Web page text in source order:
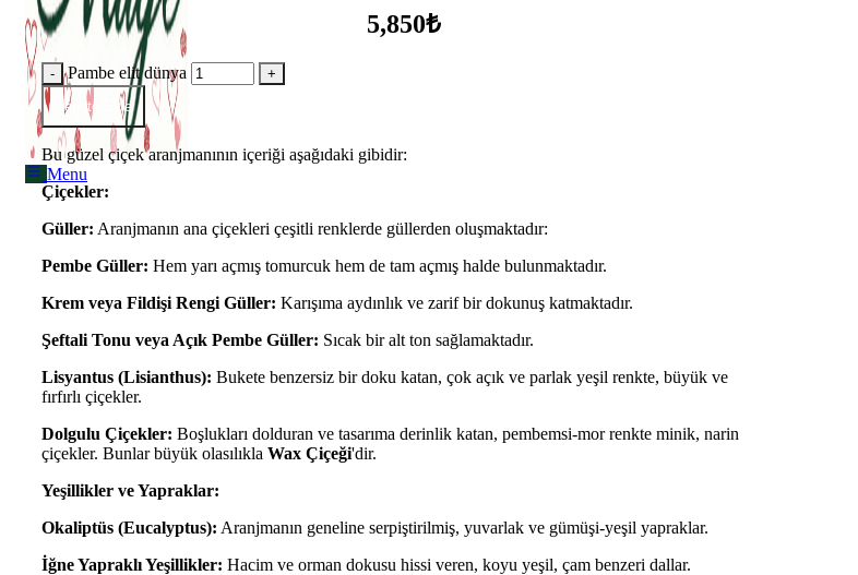
Menu
Menu
5,850₺
Pambe elit dünya
Sepete Ekle
Bu güzel çiçek aranjmanının içeriği aşağıdaki gibidir:
Çiçekler:
Güller: Aranjmanın ana çiçekleri çeşitli renklerde güllerden oluşmaktadır:
Pembe Güller: Hem yarı açmış tomurcuk hem de tam açmış halde bulunmaktadır.
Krem veya Fildişi Rengi Güller: Karışıma aydınlık ve zarif bir dokunuş katmaktadır.
Şeftali Tonu veya Açık Pembe Güller: Sıcak bir alt ton sağlamaktadır.
Lisyantus (Lisianthus): Bukete benzersiz bir doku katan, çok açık ve parlak yeşil renkte, büyük ve
fırfırlı çiçekler.
Dolgulu Çiçekler: Boşlukları dolduran ve tasarıma derinlik katan, pembemsi-mor renkte minik, narin
çiçekler. Bunlar büyük olasılıkla Wax Çiçeği'dir.
Yeşillikler ve Yapraklar:
Okaliptüs (Eucalyptus): Aranjmanın geneline serpiştirilmiş, yuvarlak ve gümüşi-yeşil yapraklar.
İğne Yapraklı Yeşillikler: Hacim ve orman dokusu hissi veren, koyu yeşil, çam benzeri dallar.